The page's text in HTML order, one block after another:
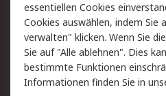
AGB
Cookie-Richtlinie
Copyright/Impressum
essentiellen Cookies
Cookies auswählen, indem Sie
verwalten" klicken. Wenn Sie
Sie auf "Alle ablehnen". Dies
bestimmte Funktionen
Informationen finden Sie in